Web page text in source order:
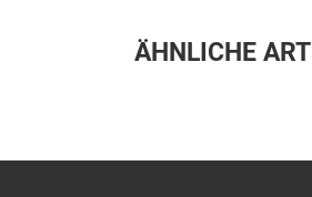
ÄHNLICHE